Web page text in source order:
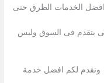
افضل الخدمات الطرق حتى
بتقدم فى السوق وليس
ونقدم لكم افضل خدمة